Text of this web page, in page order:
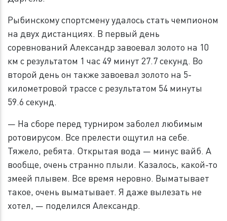
Рыбинскому спортсмену удалось стать чемпионом
на двух дистанциях. В первый день
соревнований Александр завоевал золото на 10
км с результатом 1 час 49 минут 27.7 секунд. Во
второй день он также завоевал золото на 5-
километровой трассе с результатом 54 минуты
59.6 секунд.
— На сборе перед турниром заболел любимым
ротовирусом. Все прелести ощутил на себе.
Тяжело, ребята. Открытая вода — минус вайб. А
вообще, очень странно плыли. Казалось, какой-то
змеей плывем. Все время неровно. Выматывает
такое, очень выматывает. Я даже вылезать не
хотел, — поделился Александр.